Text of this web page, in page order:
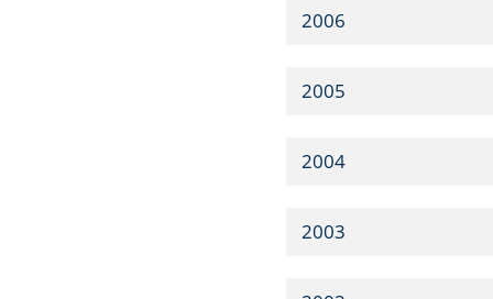
2006
2005
2004
2003